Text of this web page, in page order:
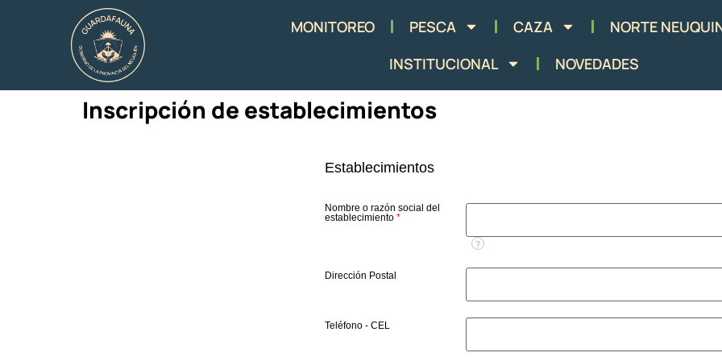
MONITOREO PESCA CAZA
NORTE
INSTITUCIONAL
NOVEDADES
Inscripción de establecimientos
Establecimientos
Nombre o razón social del
establecimiento *
?
Dirección Postal
Teléfono - CEL